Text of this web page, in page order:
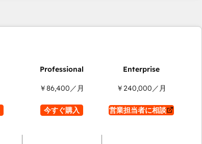
￥86,400 ／月
今すぐ購入
￥240,000 ／月
営業担当者に相談